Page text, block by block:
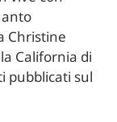
Christine
California di
pubblicati sul